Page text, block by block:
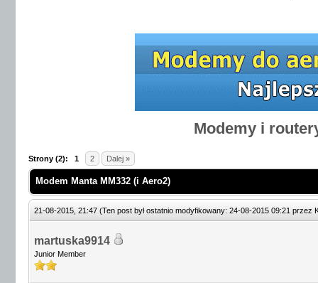
Modemy i
Strony (2): 1 2 Dalej »
Modem Manta MM332 (i Aero2)
21-08-2015, 21:47 (Ten post był ostatnio modyfikowany: 24-08-2015 09:21 przez
martuska9914
Junior Member